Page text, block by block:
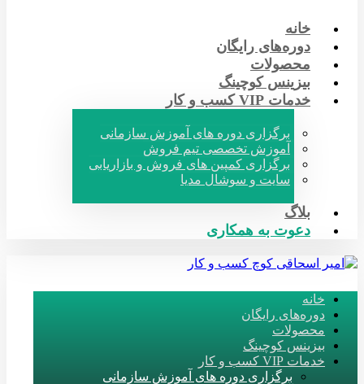
خانه
دوره‌های رایگان
محصولات
بیزینس کوچینگ
خدمات VIP کسب و کار
برگزاری دوره های آموزش سازمانی
آموزش تخصصی تیم فروش
برگزاری کمپین های فروش و بازاریابی
سایت و سوشال مدیا
بلاگ
دعوت به همکاری
خانه
دوره‌های رایگان
محصولات
بیزینس کوچینگ
خدمات VIP کسب و کار
برگزاری دوره های آموزش سازمانی